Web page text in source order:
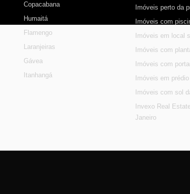
Copacabana
Humaitá
Flamengo
Laranjeiras
Gávea
Itanhangá
Imóveis perto da
Imóveis com
Imóveis em local
Imóveis com
Imóveis com
Imóveis em
Imóveis com sol
Invexo Real
Janeiro